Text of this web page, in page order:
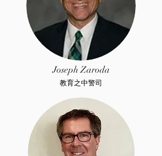
Joseph Zaroda
教育之中警司